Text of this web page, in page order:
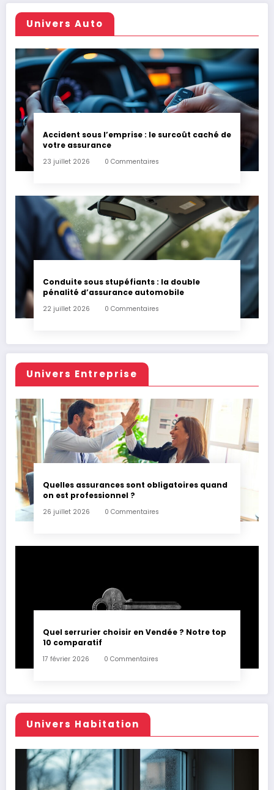
Univers Auto
Accident sous l’emprise : le surcoût caché de
votre assurance
23 juillet 2026 0 Commentaires
Conduite sous stupéfiants : la double
pénalité d’assurance automobile
22 juillet 2026 0 Commentaires
Univers Entreprise
Quelles assurances sont obligatoires quand
on est professionnel ?
26 juillet 2026 0 Commentaires
Quel serrurier choisir en Vendée ? Notre top
10 comparatif
17 février 2026 0 Commentaires
Univers Habitation